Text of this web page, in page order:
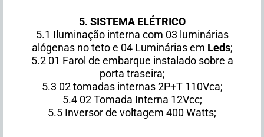
5. SISTEMA ELÉTRICO
5.1 Iluminação interna com 03 luminárias
alógenas no teto e 04 Luminárias em Leds;
5.2 01 Farol de embarque instalado sobre a
porta traseira;
5.3 02 tomadas internas 2P+T 110Vca;
5.4 02 Tomada Interna 12Vcc;
5.5 Inversor de voltagem 400 Watts;